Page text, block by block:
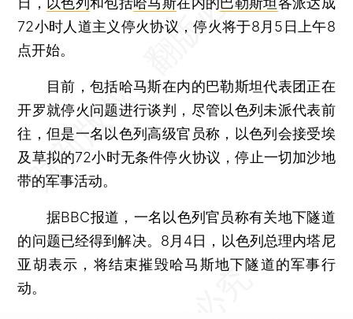
72小时人道主义停火协议，停火将于8月5日上午8
点开始。
目前，包括哈马斯在内的巴勒斯坦代表团正在
开罗就停火问题进行谈判，尽管以色列未派代表前
往，但是一名以色列高级官员称，以色列会接受埃
及草拟的72小时无条件停火协议，停止一切加沙地
带的军事活动。
据BBC报道，一名以色列官员称有关地下隧道
的问题已经得到解决。8月4日，以色列总理内塔尼
亚胡表示，将结束摧毁哈马斯地下隧道的军事行
动。